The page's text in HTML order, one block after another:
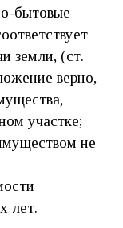
бытовые
земли, (ст.
верно,
участке;
не
лет.